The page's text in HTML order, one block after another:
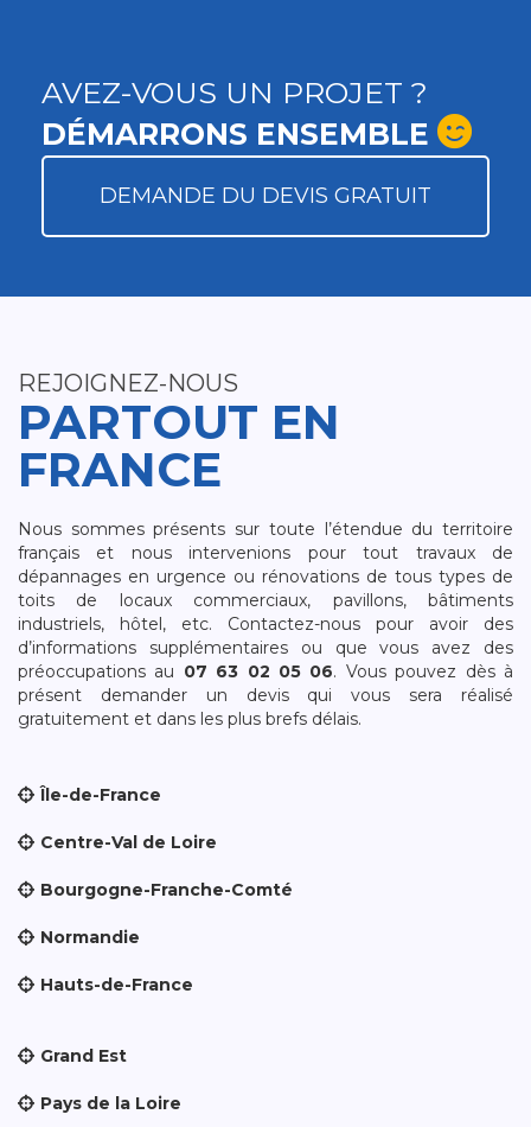
AVEZ-VOUS UN PROJET ?
DÉMARRONS ENSEMBLE
DEMANDE DU DEVIS GRATUIT
REJOIGNEZ-NOUS
PARTOUT EN
FRANCE
Nous sommes présents sur toute l’étendue du territoire
français et nous intervenions pour tout travaux de
dépannages en urgence ou rénovations de tous types de
toits de locaux commerciaux, pavillons, bâtiments
industriels, hôtel, etc. Contactez-nous pour avoir des
d’informations supplémentaires ou que vous avez des
préoccupations au 07 63 02 05 06. Vous pouvez dès à
présent demander un devis qui vous sera réalisé
gratuitement et dans les plus brefs délais.
Île-de-France
Centre-Val de Loire
Bourgogne-Franche-Comté
Normandie
Hauts-de-France
Grand Est
Pays de la Loire